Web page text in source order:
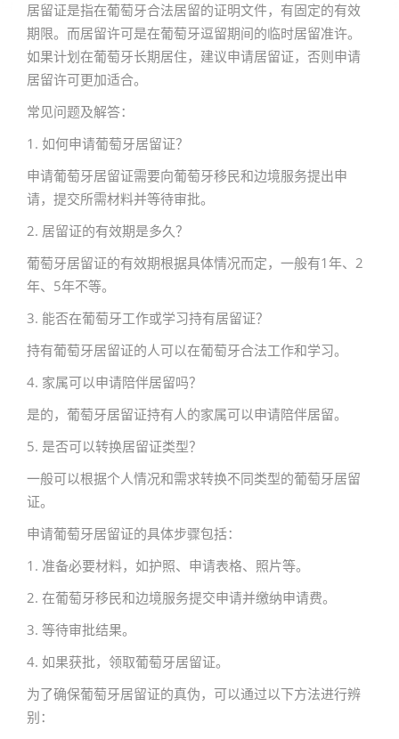
居留证是指在葡萄牙合法居留的证明文件，有固定的有效
期限。而居留许可是在葡萄牙逗留期间的临时居留准许。
如果计划在葡萄牙长期居住，建议申请居留证，否则申请
居留许可更加适合。
常见问题及解答：
1. 如何申请葡萄牙居留证？
申请葡萄牙居留证需要向葡萄牙移民和边境服务提出申
请，提交所需材料并等待审批。
2. 居留证的有效期是多久？
葡萄牙居留证的有效期根据具体情况而定，一般有1年、2
年、5年不等。
3. 能否在葡萄牙工作或学习持有居留证？
持有葡萄牙居留证的人可以在葡萄牙合法工作和学习。
4. 家属可以申请陪伴居留吗？
是的，葡萄牙居留证持有人的家属可以申请陪伴居留。
5. 是否可以转换居留证类型？
一般可以根据个人情况和需求转换不同类型的葡萄牙居留
证。
申请葡萄牙居留证的具体步骤包括：
1. 准备必要材料，如护照、申请表格、照片等。
2. 在葡萄牙移民和边境服务提交申请并缴纳申请费。
3. 等待审批结果。
4. 如果获批，领取葡萄牙居留证。
为了确保葡萄牙居留证的真伪，可以通过以下方法进行辨
别：